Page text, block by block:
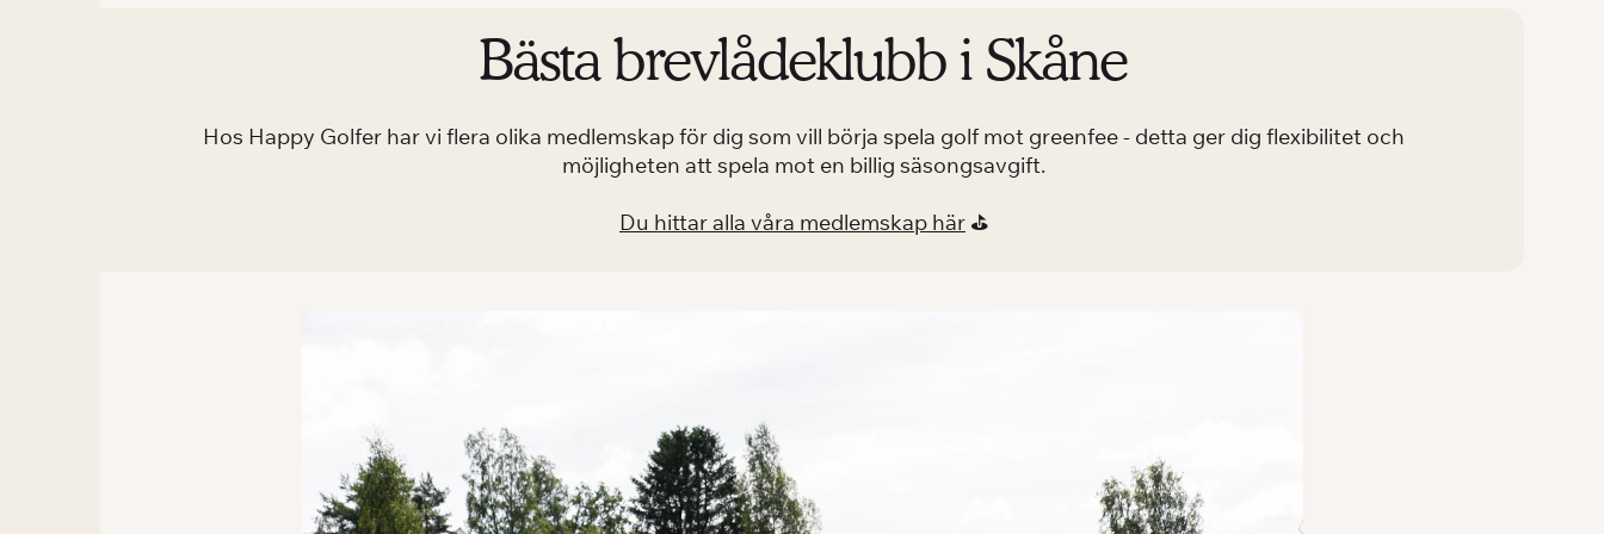
Bästa brevlådeklubb i Skåne
Hos Happy Golfer har vi flera olika medlemskap för dig som vill börja spela golf mot greenfee - detta ger dig flexibilitet och
möjligheten att spela mot en billig säsongsavgift.
Du hittar alla våra medlemskap här ⛳️